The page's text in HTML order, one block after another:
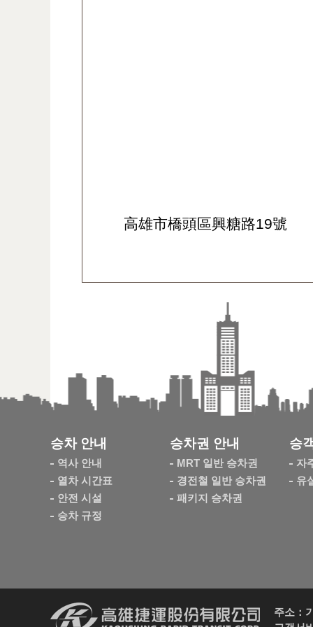
高雄市橋頭區興糖路19號
승차 안내
역사 안내
열차 시간표
안전 시설
승차 규정
승차권 안내
MRT 일반 승차권
경전철 일반 승차권
패키지 승차권
승
자
유
주소：